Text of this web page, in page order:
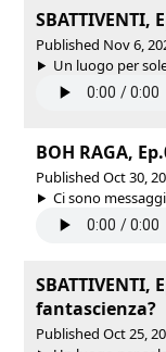
Published Nov 6,
Un luogo per
BOH RAGA,
Published Oct 30,
Ci sono
SBATTIVENTI,
fantascienza?
Published Oct 25,